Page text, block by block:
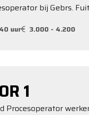
bij Gebrs.
40 uur 3.000 - 4.200
1
Procesoperator